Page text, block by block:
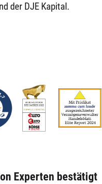
der DJE Kapital.
Experten bestätigt